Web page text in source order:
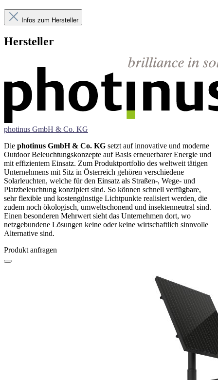
Infos zum Hersteller
Hersteller
photinus GmbH & Co. KG
Die photinus GmbH & Co. KG setzt auf innovative und moderne
Outdoor Beleuchtungskonzepte auf Basis erneuerbarer Energie und
mit effizientem Einsatz. Zum Produktportfolio des weltweit tätigen
Unternehmens mit Sitz in Österreich gehören verschiedene
Solarleuchten, welche für den Einsatz als Straßen-, Wege- und
Platzbeleuchtung konzipiert sind. So können schnell verfügbare,
sehr flexible und kostengünstige Lichtpunkte realisiert werden, die
zudem noch ökologisch, umweltschonend und insektenneutral sind.
Einen besonderen Mehrwert sieht das Unternehmen dort, wo
netzgebundene Lösungen keine oder keine wirtschaftlich sinnvolle
Alternative sind.
Produkt anfragen